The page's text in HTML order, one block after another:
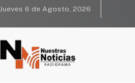
Jueves 6 de Agosto, 2026